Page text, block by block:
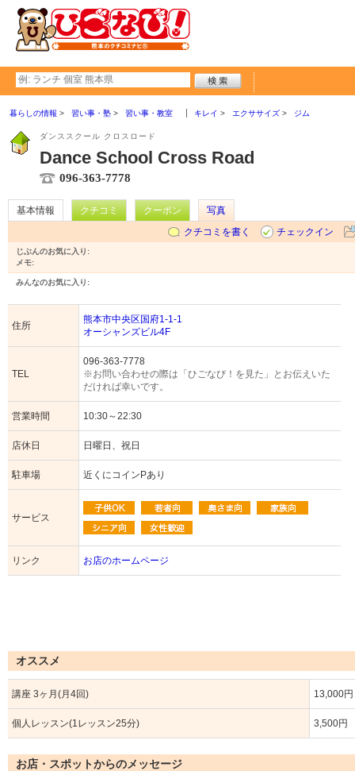
暮らしの情報 習い事・塾 習い事・教室 キレイ エクササイズ ジム
ダンススクール クロスロード
Dance School Cross Road
096-363-7778
基本情報 クチコミ クーポン
写真
クチコミを書く
チェックイン
じぶんのお気に入り:
メモ:
みんなのお気に入り:
住所
熊本市中央区国府1-1-1
オーシャンズビル4F
TEL
096-363-7778
※お問い合わせの際は「ひごなび！を見た」とお伝えいた
だければ幸いです。
営業時間 10:30～22:30
店休日 日曜日、祝日
駐車場 近くにコインPあり
サービス
リンク お店のホームページ
オススメ
講座 3ヶ月(月4回) 13,000円
個人レッスン(1レッスン25分) 3,500円
お店・スポットからのメッセージ